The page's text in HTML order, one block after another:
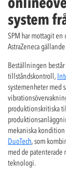
system
SPM har mottagit
AstraZeneca
Beställningen består
tillståndskontroll,
systemenheter med
produktionskritiska
mekaniska
DuoTech, som
med de patenterade
teknologi.